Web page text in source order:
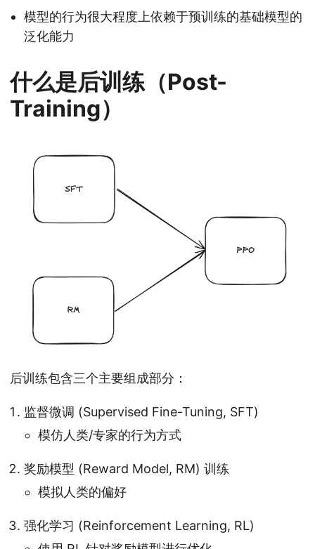
模型的行为很大程度上依赖于预训练的基础模型的
泛化能力
什么是后训练（Post-
Training）
后训练包含三个主要组成部分：
监督微调 (Supervised Fine-Tuning, SFT)
模仿人类/专家的行为方式
奖励模型 (Reward Model, RM) 训练
模拟人类的偏好
强化学习 (Reinforcement Learning, RL)